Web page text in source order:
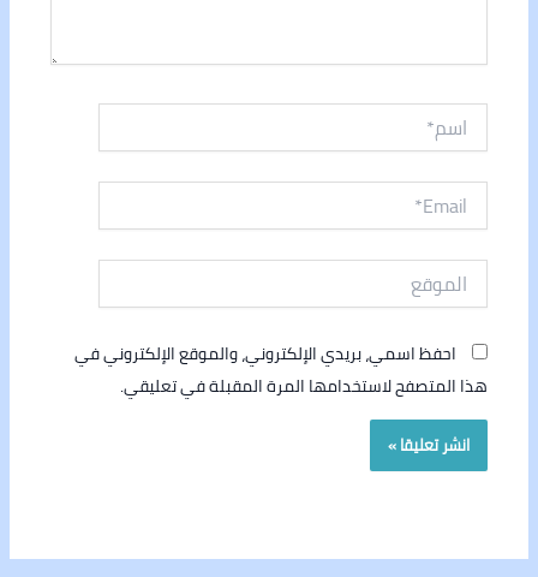
اسم*
Email*
الموقع
احفظ اسمي، بريدي الإلكتروني، والموقع الإلكتروني في
هذا المتصفح لاستخدامها المرة المقبلة في تعليقي.